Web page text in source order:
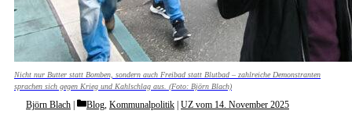
Nicht nur Butter statt Bomben, sondern auch Freibad statt Blutbad – zahlreiche Demonstranten
sprachen sich gegen Krieg und Kahlschlag aus. (Foto: Björn Blach)
Björn Blach Categories
Blog Kommunalpolitik | UZ vom 14. November 2025